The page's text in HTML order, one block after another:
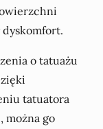
dyskomfort.
o tatuażu
tatuatora
można go